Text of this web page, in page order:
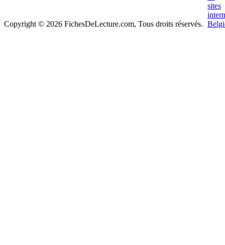
Copyright © 2026 FichesDeLecture.com, Tous droits réservés.